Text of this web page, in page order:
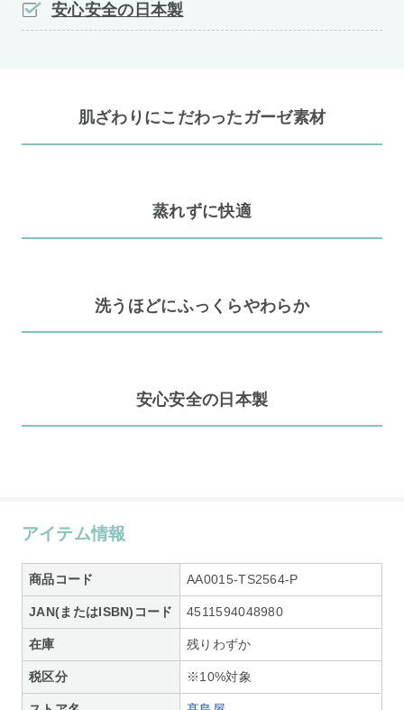
安心安全の日本製
肌ざわりにこだわったガーゼ素材
蒸れずに快適
洗うほどにふっくらやわらか
安心安全の日本製
アイテム情報
商品コード AA0015-TS2564-P
JAN(またはISBN)コード 4511594048980
在庫 残りわずか
税区分 ※10%対象